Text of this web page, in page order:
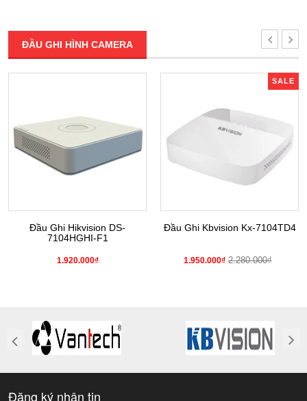
ĐẦU GHI HÌNH CAMERA
Đầu Ghi Hikvision DS-
7104HGHI-F1
1.920.000₫
SALE
Đầu Ghi Kbvision Kx-7104TD4
1.950.000₫ 2.280.000₫
Đăng ký nhận tin